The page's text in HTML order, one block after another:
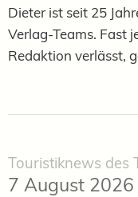
Dieter ist seit 25
Verlag-Teams. Fast
Redaktion verlässt,
Touristiknews des
7 August 2026